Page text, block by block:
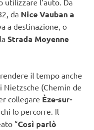
da Nice Vauban a
a destinazione, o
Strada Moyenne
il tempo anche
(Chemin de
collegare Èze-sur-
lo percorre. Il
“Così parlò